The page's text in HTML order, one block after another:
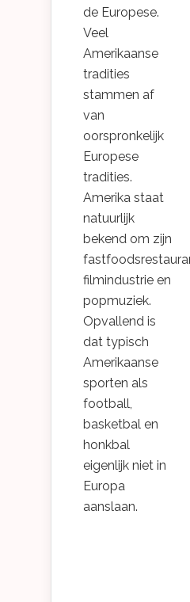
de Europese.
Veel
Amerikaanse
tradities
stammen af
van
oorspronkelijk
Europese
tradities.
Amerika staat
natuurlijk
bekend om zijn
filmindustrie en
popmuziek.
Opvallend is
dat typisch
Amerikaanse
sporten als
football,
basketbal en
honkbal
eigenlijk niet in
Europa
aanslaan.